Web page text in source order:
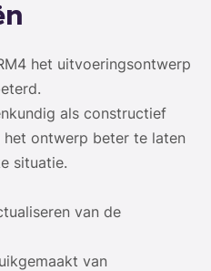
het uitvoeringsontwerp
als constructief
het ontwerp beter te laten
situatie.
van de
van